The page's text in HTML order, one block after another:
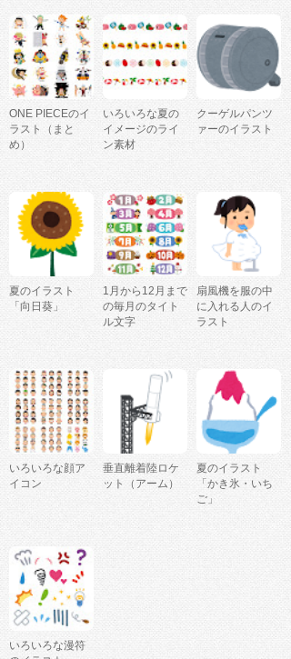
ONE PIECEのイ
ラスト（まと
め）
いろいろな夏の
イメージのライ
ン素材
クーゲルパンツ
ァーのイラスト
夏のイラスト
「向日葵」
1月から12月まで
の毎月のタイト
ル文字
扇風機を服の中
に入れる人のイ
ラスト
いろいろな顔ア
イコン
垂直離着陸ロケ
ット（アーム）
夏のイラスト
「かき氷・いち
ご」
いろいろな漫符